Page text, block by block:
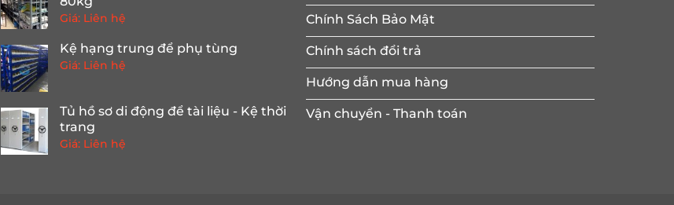
Giá: Liên hệ
Kệ hạng trung để phụ tùng
Giá: Liên hệ
Tủ hồ sơ di động để tài liệu - Kệ thời
trang
Giá: Liên hệ
Chính Sách Bảo Mật
Chính sách đổi trả
Hướng dẫn mua hàng
Vận chuyển - Thanh toán